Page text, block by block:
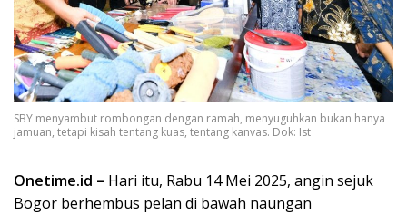
SBY menyambut rombongan dengan ramah, menyuguhkan bukan hanya
jamuan, tetapi kisah tentang kuas, tentang kanvas. Dok: Ist
Onetime.id – Hari itu, Rabu 14 Mei 2025, angin sejuk
Bogor berhembus pelan di bawah naungan